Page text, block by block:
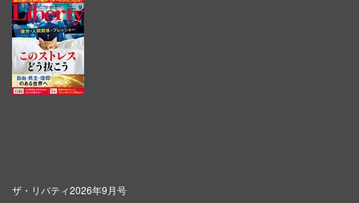
ザ・リバティ2026年9月号